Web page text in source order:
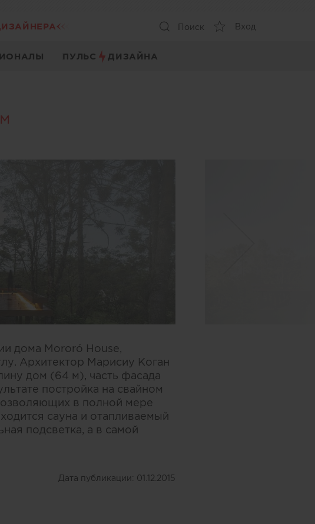
Поиск Вход
ПУЛЬС ДИЗАЙНА
дома Mororó House,
Архитектор Марисиу Коган
дом (64 м), часть фасада
постройка на свайном
в полной мере
сауна и отапливаемый
подсветка, а в самой
Дата публикации: 01.12.2015